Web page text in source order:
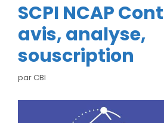
SCPI NCAP
avis, analyse,
souscription
parCBI